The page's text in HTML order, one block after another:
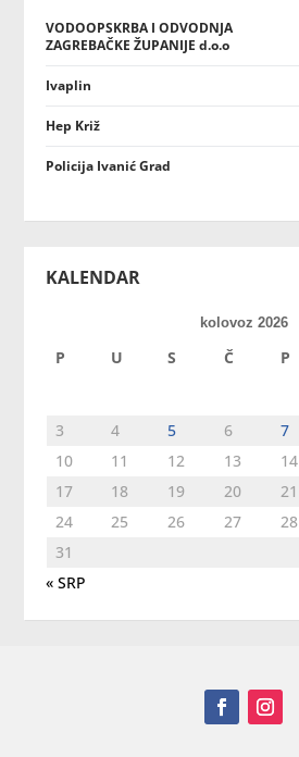
VODOOPSKRBA I ODVODNJA
ZAGREBAČKE ŽUPANIJE d.o.o
Ivaplin
Hep Križ
Policija Ivanić Grad
KALENDAR
kolovoz 2026
P U S Č P
3
4 5 6 7
10
11 12 13 14
17
18 19 20 21
24
25 26 27 28
31
« SRP